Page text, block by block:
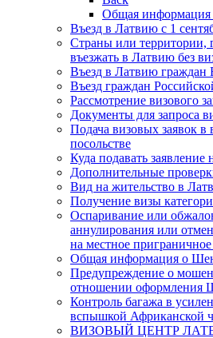
Общая информация
Въезд в Латвию с 1
Страны или территории,
въезжать в Латвию без
Въезд в Латвию граждан
Въезд граждан
Рассмотрение визового
Документы для запроса
Подача визовых заявок в
посольстве
Куда подавать
Дополнительные
Вид на жительство в
Получение визы
Оспаривание или
аннулирования или
на местное
Общая информация о
Предупреждение о
отношении оформления
Контроль багажа в
вспышкой Африканской
ВИЗОВЫЙ ЦЕНТР